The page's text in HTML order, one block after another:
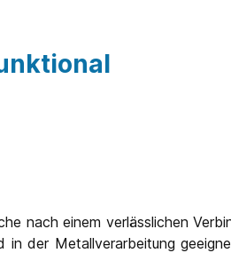
nach einem verlässlichen
der Metallverarbeitung